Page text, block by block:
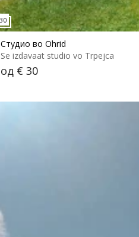
Студио во Ohrid
Se izdavaat studio vo Trpejca
од € 30